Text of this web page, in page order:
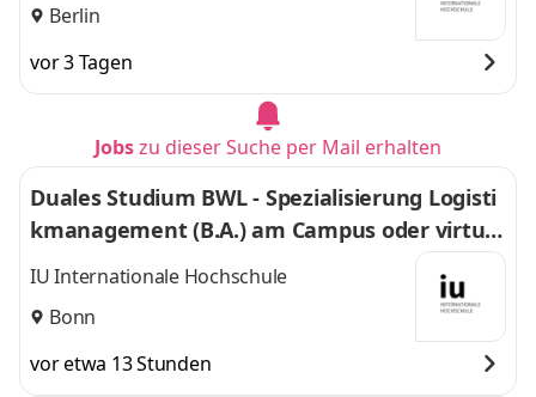
Berlin
vor 3 Tagen
Jobszu dieser Suche per Mail erhalten
Duales Studium BWL - Spezialisierung Logisti
kmanagement (B.A.) am Campus oder virtuel
l
IU Internationale Hochschule
Bonn
vor etwa 13 Stunden